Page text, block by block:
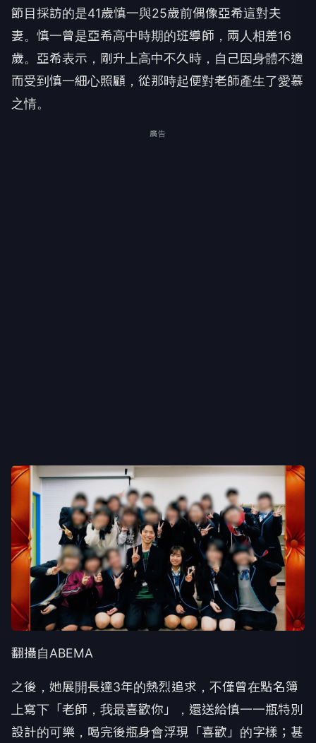
節目採訪的是41歲慎一與25歲前偶像亞希這對夫
妻。慎一曾是亞希高中時期的班導師，兩人相差16
歲。亞希表示，剛升上高中不久時，自己因身體不適
而受到慎一細心照顧，從那時起便對老師產生了愛慕
之情。
廣告
翻攝自ABEMA
之後，她展開長達3年的熱烈追求，不僅曾在點名簿
上寫下「老師，我最喜歡你」，還送給慎一一瓶特別
設計的可樂，喝完後瓶身會浮現「喜歡」的字樣；甚